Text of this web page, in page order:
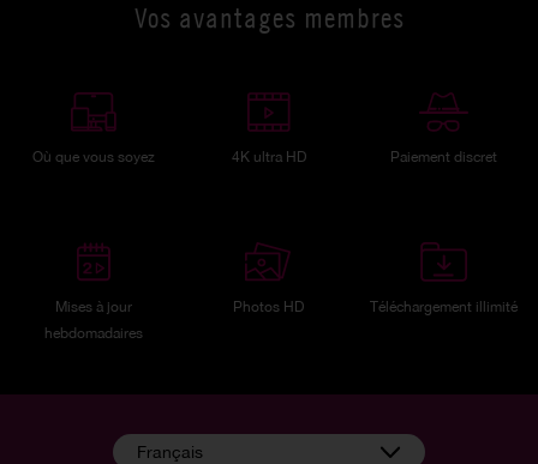
Vos avantages membres
Où que vous soyez 4K ultra HD Paiement discret
Mises à jour
hebdomadaires
Photos HD Téléchargement illimité
Français